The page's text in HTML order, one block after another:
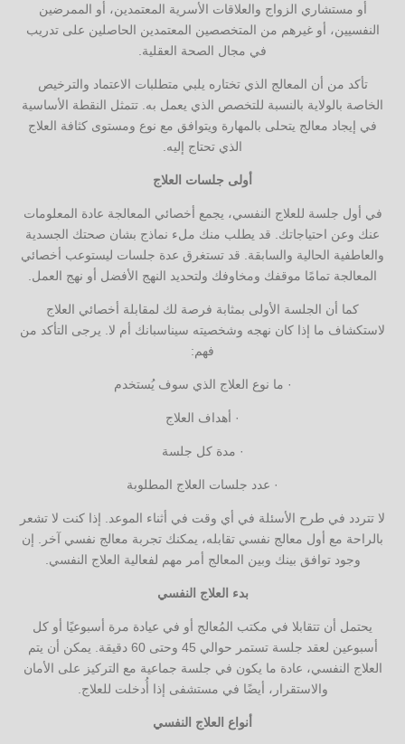
أو مستشاري الزواج والعلاقات الأسرية المعتمدين، أو الممرضين
النفسيين، أو غيرهم من المتخصصين المعتمدين الحاصلين على تدريب
في مجال الصحة العقلية.
تأكد من أن المعالج الذي تختاره يلبي متطلبات الاعتماد والترخيص
الخاصة بالولاية بالنسبة للتخصص الذي يعمل به. تتمثل النقطة الأساسية
في إيجاد معالج يتحلى بالمهارة ويتوافق مع نوع ومستوى كثافة العلاج
الذي تحتاج إليه.
أولى جلسات العلاج
في أول جلسة للعلاج النفسي، يجمع أخصائي المعالجة عادة المعلومات
عنك وعن احتياجاتك. قد يطلب منك ملء نماذج بشان صحتك الجسدية
والعاطفية الحالية والسابقة. قد تستغرق عدة جلسات ليستوعب أخصائي
المعالجة تمامًا موقفك ومخاوفك ولتحديد النهج الأفضل أو نهج العمل.
كما أن الجلسة الأولى بمثابة فرصة لك لمقابلة أخصائي العلاج
لاستكشاف ما إذا كان نهجه وشخصيته سيناسبانك أم لا. يرجى التأكد من
فهم:
· ما نوع العلاج الذي سوف يُستخدم
· أهداف العلاج
· مدة كل جلسة
· عدد جلسات العلاج المطلوبة
لا تتردد في طرح الأسئلة في أي وقت في أثناء الموعد. إذا كنت لا تشعر
بالراحة مع أول معالج نفسي تقابله، يمكنك تجربة معالج نفسي آخر. إن
وجود توافق بينك وبين المعالج أمر مهم لفعالية العلاج النفسي.
بدء العلاج النفسي
يحتمل أن تتقابلا في مكتب المُعالج أو في عيادة مرة أسبوعيًا أو كل
أسبوعين لعقد جلسة تستمر حوالي 45 وحتى 60 دقيقة. يمكن أن يتم
العلاج النفسي، عادة ما يكون في جلسة جماعية مع التركيز على الأمان
والاستقرار، أيضًا في مستشفى إذا أُدخلت للعلاج.
أنواع العلاج النفسي